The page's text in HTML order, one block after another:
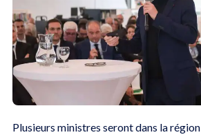
Plusieurs ministres seront dans la